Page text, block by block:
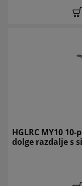
HGLRC MY10
dolge razdalje s